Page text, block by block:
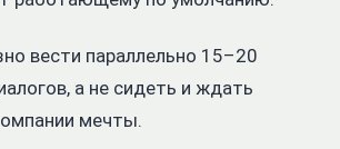
вести параллельно 15–20
а не сидеть и ждать
мечты.